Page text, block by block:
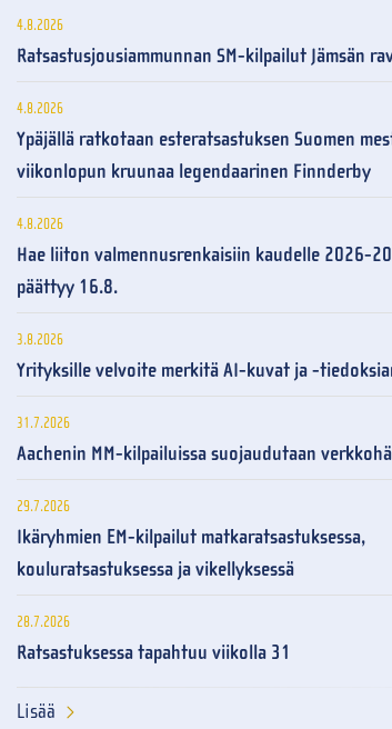
4.8.2026
Ratsastusjousiammunnan SM-kilpailut Jämsän
4.8.2026
Ypäjällä ratkotaan esteratsastuksen Suomen
viikonlopun kruunaa legendaarinen Finnderby
4.8.2026
Hae liiton valmennusrenkaisiin kaudelle 2026-
päättyy 16.8.
3.8.2026
Yrityksille velvoite merkitä AI-kuvat ja -
31.7.2026
Aachenin MM-kilpailuissa suojaudutaan
29.7.2026
Ikäryhmien EM-kilpailut matkaratsastuksessa,
kouluratsastuksessa ja vikellyksessä
28.7.2026
Ratsastuksessa tapahtuu viikolla 31
Lisää